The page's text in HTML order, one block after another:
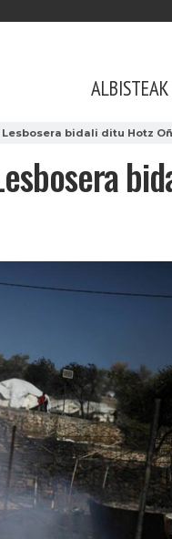
ALBISTEAK
bidali ditu Hotz